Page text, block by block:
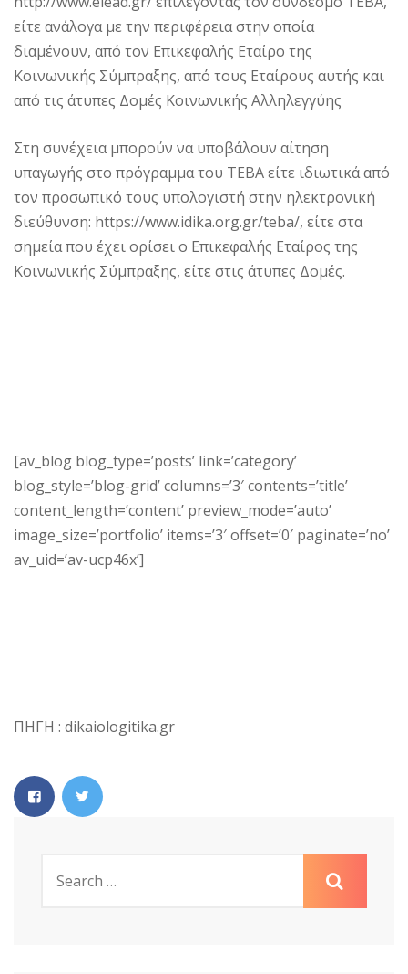
είτε ανάλογα με την περιφέρεια στην οποία
διαμένουν, από τον Επικεφαλής Εταίρο της
Κοινωνικής Σύμπραξης, από τους Εταίρους αυτής και
από τις άτυπες Δομές Κοινωνικής Αλληλεγγύης
Στη συνέχεια μπορούν να υποβάλουν αίτηση
υπαγωγής στο πρόγραμμα του ΤΕΒΑ είτε ιδιωτικά από
τον προσωπικό τους υπολογιστή στην ηλεκτρονική
διεύθυνση: https://www.idika.org.gr/teba/, είτε στα
σημεία που έχει ορίσει ο Επικεφαλής Εταίρος της
Κοινωνικής Σύμπραξης, είτε στις άτυπες Δομές.
[av_blog blog_type=’posts’ link=’category’
blog_style=’blog-grid’ columns=’3′ contents=’title’
content_length=’content’ preview_mode=’auto’
image_size=’portfolio’ items=’3′ offset=’0′ paginate=’no’
av_uid=’av-ucp46x’]
ΠΗΓΗ : dikaiologitika.gr